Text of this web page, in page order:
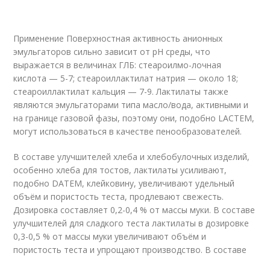
Применение Поверхностная активность анионных
эмульгаторов сильно зави­сит от рН среды, что
выражается в величинах ГЛБ: стеароилмо-лочная
кислота — 5-7; стеароиллактилат натрия — около 18;
сте­ароиллактилат кальция — 7-9. Лактилаты также
являются эмульгаторами типа масло/вода, активными и
на границе газо­вой фазы, поэтому они, подобно LACTEM,
могут использоваться в качестве пенообразователей.
В составе улучшителей хлеба и хлебобулочных изделий,
осо­бенно хлеба для тостов, лактилаты усиливают,
подобно DATEM, клейковину, увеличивают удельный
объём и пористость теста, продлевают свежесть.
Дозировка составляет 0,2-0,4 % от массы муки. В составе
улучшителей для сладкого теста лактилаты в до­зировке
0,3-0,5 % от массы муки увеличивают объём и
пористость теста и упрощают производство. В составе